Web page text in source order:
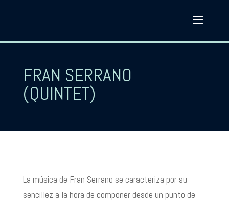
FRAN SERRANO
(QUINTET)
La música de Fran Serrano se caracteriza por su
sencillez a la hora de componer desde un punto de